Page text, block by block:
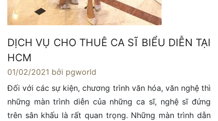
DỊCH VỤ CHO THUÊ CA SĨ BIỂU DIỄN TẠI
HCM
01/02/2021 bởi pgworld
Đối với các sự kiện, chương trình văn hóa, văn nghệ thì
những màn trình diễn của những ca sĩ, nghệ sĩ đứng
trên sân khấu là rất quan trọng. Những màn trình dẫn